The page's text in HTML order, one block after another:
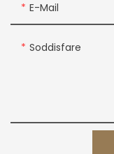
E-Mail
Soddisfare